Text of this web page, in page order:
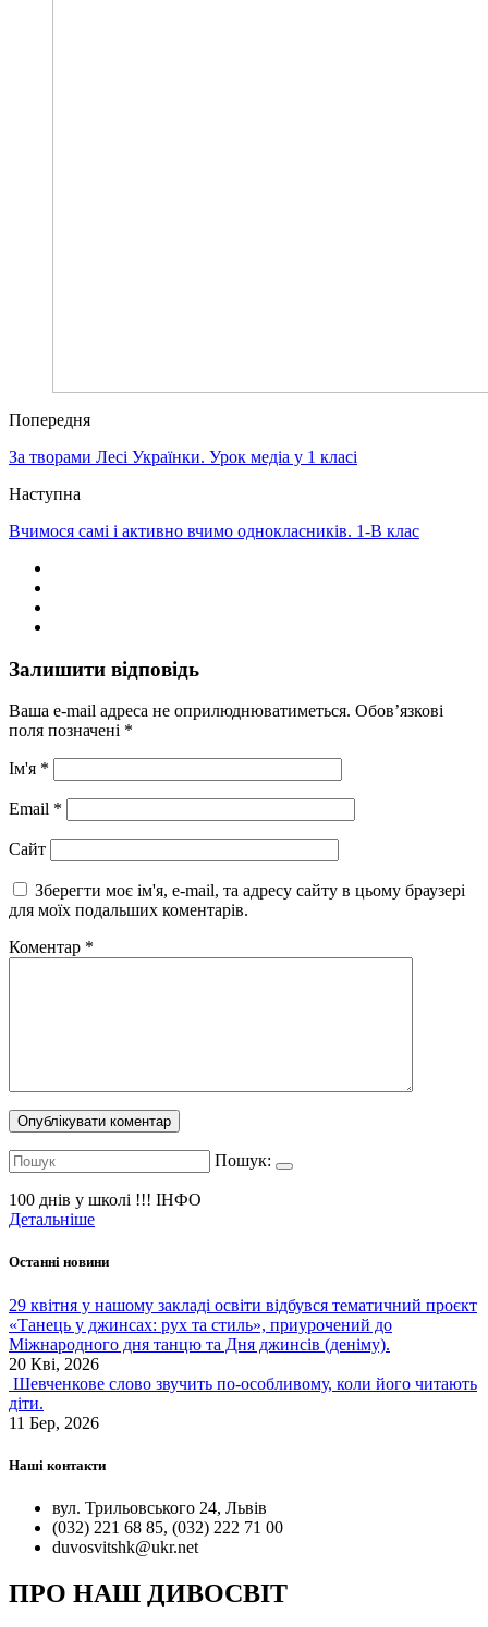
Попередня
За творами Лесі Українки. Урок медіа у 1 класі
Наступна
Вчимося самі і активно вчимо однокласників. 1-В клас
Залишити відповідь
Ваша e-mail адреса не оприлюднюватиметься. Обов’язкові
поля позначені *
Ім'я *
Email *
Сайт
Зберегти моє ім'я, e-mail, та адресу сайту в цьому браузері
для моїх подальших коментарів.
Коментар *
Пошук:
100 днів у школі !!! ІНФО
Детальніше
Останні новини
29 квітня у нашому закладі освіти відбувся тематичний проєкт
«Танець у джинсах: рух та стиль», приурочений до
Міжнародного дня танцю та Дня джинсів (деніму).
20 Кві, 2026
Шевченкове слово звучить по-особливому, коли його читають
діти.
11 Бер, 2026
Наші контакти
вул. Трильовського 24, Львів
(032) 221 68 85, (032) 222 71 00
duvosvitshk@ukr.net
ПРО НАШ ДИВОСВІТ